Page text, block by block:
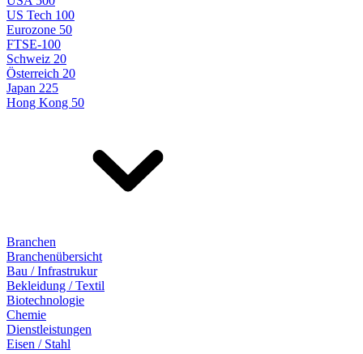
US Tech 100
Eurozone 50
FTSE-100
Schweiz 20
Österreich 20
Japan 225
Hong Kong 50
Branchen
Branchenübersicht
Bau / Infrastrukur
Bekleidung / Textil
Biotechnologie
Chemie
Dienstleistungen
Eisen / Stahl